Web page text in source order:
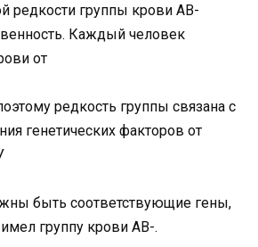
редкости группы крови AB-
Каждый человек
от
редкость группы связана с
генетических факторов от
быть соответствующие гены,
группу крови AB-.